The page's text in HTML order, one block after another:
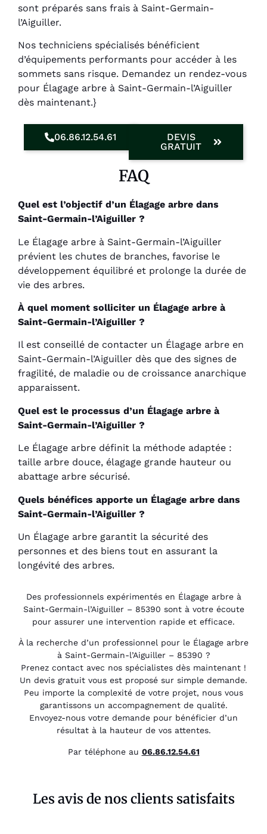
sont préparés sans frais à Saint-Germain-
l’Aiguiller.
Nos techniciens spécialisés bénéficient
d’équipements performants pour accéder à les
sommets sans risque. Demandez un rendez-vous
pour Élagage arbre à Saint-Germain-l’Aiguiller
dès maintenant.}
06.86.12.54.61
DEVIS
GRATUIT
FAQ
Quel est l’objectif d’un Élagage arbre dans
Saint-Germain-l’Aiguiller ?
Le Élagage arbre à Saint-Germain-l’Aiguiller
prévient les chutes de branches, favorise le
développement équilibré et prolonge la durée de
vie des arbres.
À quel moment solliciter un Élagage arbre à
Saint-Germain-l’Aiguiller ?
Il est conseillé de contacter un Élagage arbre en
Saint-Germain-l’Aiguiller dès que des signes de
fragilité, de maladie ou de croissance anarchique
apparaissent.
Quel est le processus d’un Élagage arbre à
Saint-Germain-l’Aiguiller ?
Le Élagage arbre définit la méthode adaptée :
taille arbre douce, élagage grande hauteur ou
abattage arbre sécurisé.
Quels bénéfices apporte un Élagage arbre dans
Saint-Germain-l’Aiguiller ?
Un Élagage arbre garantit la sécurité des
personnes et des biens tout en assurant la
longévité des arbres.
Des professionnels expérimentés en Élagage arbre à
Saint-Germain-l’Aiguiller – 85390 sont à votre écoute
pour assurer une intervention rapide et efficace.
À la recherche d’un professionnel pour le Élagage arbre
à Saint-Germain-l’Aiguiller – 85390 ?
Prenez contact avec nos spécialistes dès maintenant !
Un devis gratuit vous est proposé sur simple demande.
Peu importe la complexité de votre projet, nous vous
garantissons un accompagnement de qualité.
Envoyez-nous votre demande pour bénéficier d’un
résultat à la hauteur de vos attentes.
Par téléphone au 06.86.12.54.61
Les avis de nos clients satisfaits